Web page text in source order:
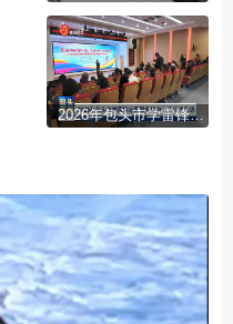
2026年包头市学雷锋志愿服务集中示范活动启动